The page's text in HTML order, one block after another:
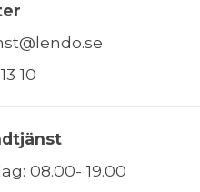
10
08.00- 19.00